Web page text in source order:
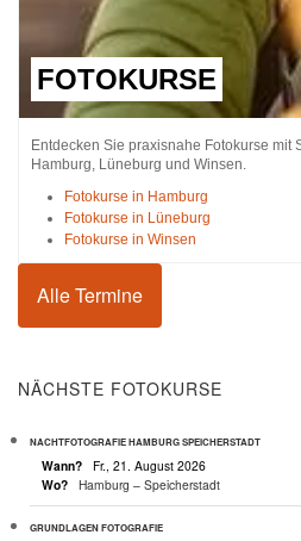
FOTOKURSE
Entdecken Sie praxisnahe Fotokurse mit
Hamburg, Lüneburg und Winsen.
Fotokurse in Hamburg
Fotokurse in Lüneburg
Fotokurse in Winsen
Alle Termine
NÄCHSTE FOTOKURSE
NACHTFOTOGRAFIE HAMBURG SPEICHERSTADT
Wann?
Fr., 21. August 2026
Wo?
Hamburg – Speicherstadt
GRUNDLAGEN FOTOGRAFIE